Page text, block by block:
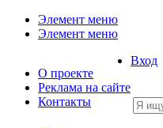
Элемент меню
Элемент меню
О проекте
Реклама на сайте
Контакты
Вход